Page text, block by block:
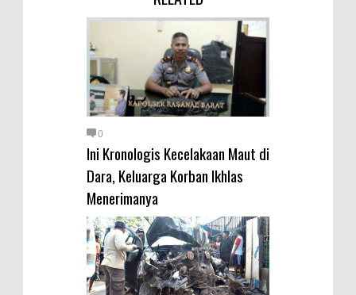
Umum Fraksi DPRD terhadap
Raperda Pertanggungjawaban
Pelaksanaan APBD Kota Bima
Pimpin Upacara HUT
Bhayangkara Ke-80, Kapolres
Ibadah, Kepercayaan Rakyat
Landasan Utama
Kado HUT Bhayangkara Ke-80,
Kapolres Bima Pimpin Kenaikan
Pangkat 42 Personel
Bakti Sosial Bhayangkara Ke-80,
0
Ini Kronologis Kecelakaan Maut di
Dara, Keluarga Korban Ikhlas
Menerimanya